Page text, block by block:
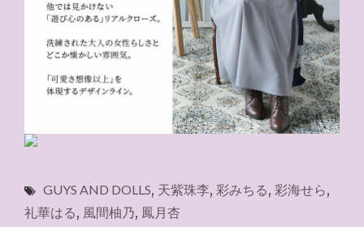
GUYS AND DOLLS, 天紫珠李, 彩みちる, 彩海せら,
礼華はる, 風間柚乃, 鳳月杏